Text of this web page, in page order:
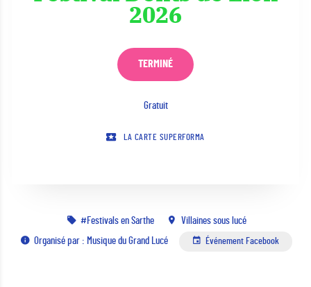
2026
TERMINÉ
Gratuit
LA CARTE SUPERFORMA
Festivals en Sarthe
Villaines sous lucé
Organisé par : Musique du Grand Lucé
Événement Facebook